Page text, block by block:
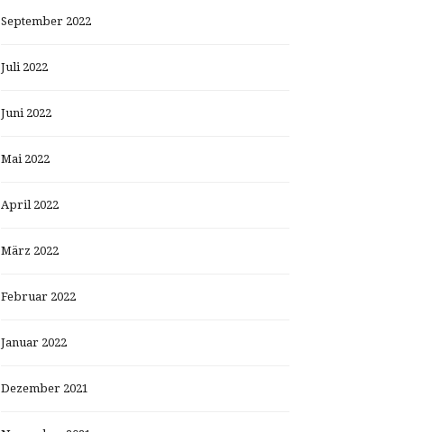
September 2022
Juli 2022
Juni 2022
Mai 2022
April 2022
März 2022
Februar 2022
Januar 2022
Dezember 2021